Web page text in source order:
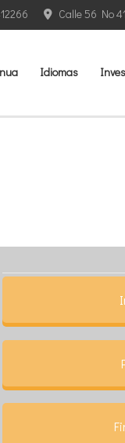
Calle 56 No
Idiomas